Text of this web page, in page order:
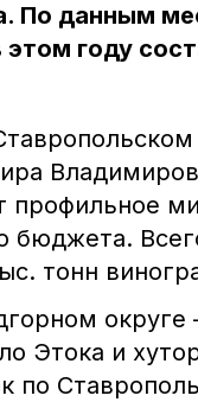
По данным
году
профильное
бюджета.
тонн
Этока и
по